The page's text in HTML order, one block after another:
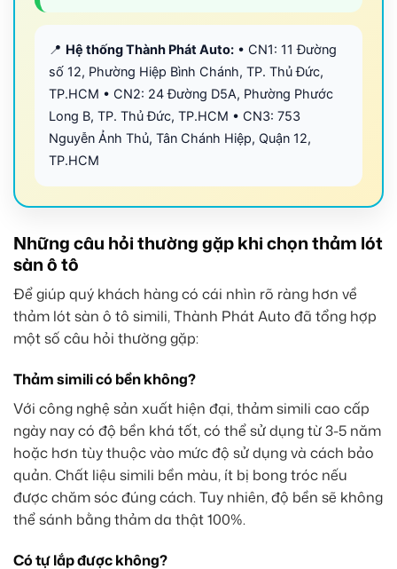
📍 Hệ thống Thành Phát Auto: • CN1: 11 Đường
số 12, Phường Hiệp Bình Chánh, TP. Thủ Đức,
TP.HCM • CN2: 24 Đường D5A, Phường Phước
Long B, TP. Thủ Đức, TP.HCM • CN3: 753
Nguyễn Ảnh Thủ, Tân Chánh Hiệp, Quận 12,
TP.HCM
Những câu hỏi thường gặp khi chọn thảm lót
sàn ô tô
Để giúp quý khách hàng có cái nhìn rõ ràng hơn về
thảm lót sàn ô tô simili, Thành Phát Auto đã tổng hợp
một số câu hỏi thường gặp:
Thảm simili có bền không?
Với công nghệ sản xuất hiện đại, thảm simili cao cấp
ngày nay có độ bền khá tốt, có thể sử dụng từ 3-5 năm
hoặc hơn tùy thuộc vào mức độ sử dụng và cách bảo
quản. Chất liệu simili bền màu, ít bị bong tróc nếu
được chăm sóc đúng cách. Tuy nhiên, độ bền sẽ không
thể sánh bằng thảm da thật 100%.
Có tự lắp được không?